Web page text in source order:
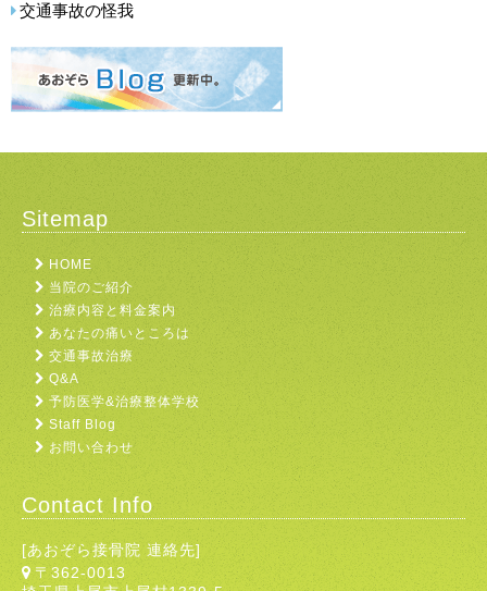
交通事故の怪我
Sitemap
HOME
当院のご紹介
治療内容と料金案内
あなたの痛いところは
交通事故治療
Q&A
予防医学&治療整体学校
Staff Blog
お問い合わせ
Contact Info
[あおぞら接骨院 連絡先]
〒362-0013